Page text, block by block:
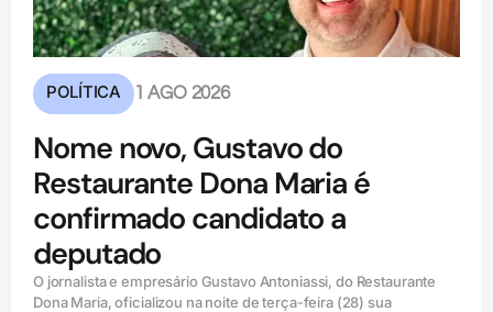
POLÍTICA 1 AGO 2026
Nome novo, Gustavo do
Restaurante Dona Maria é
confirmado candidato a
deputado
O jornalista e empresário Gustavo Antoniassi, do Restaurante
Dona Maria, oficializou na noite de terça-feira (28) sua